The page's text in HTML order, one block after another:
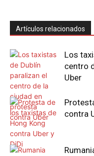
Artículos relacionados
Los
centro
Uber
contra